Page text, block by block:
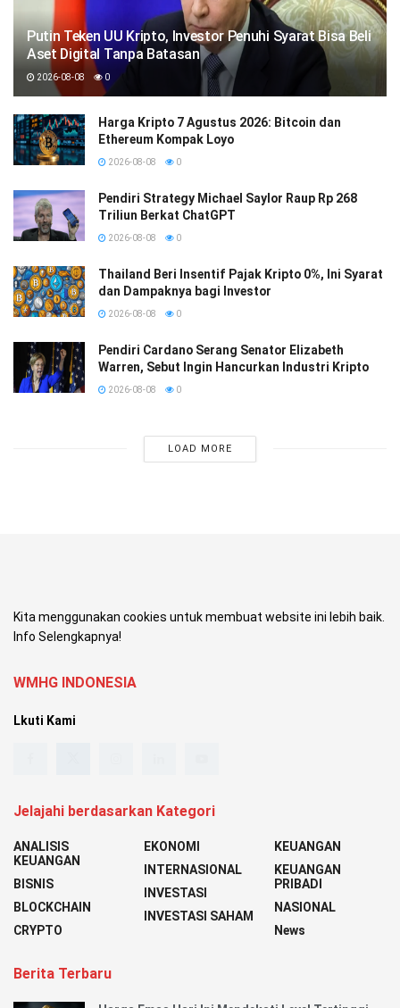
Putin Teken UU Kripto, Investor Penuhi Syarat Bisa Beli
Aset Digital Tanpa Batasan
2026-08-08 0
Harga Kripto 7 Agustus 2026: Bitcoin dan
Ethereum Kompak Loyo
2026-08-08 0
Pendiri Strategy Michael Saylor Raup Rp 268
Triliun Berkat ChatGPT
2026-08-08 0
Thailand Beri Insentif Pajak Kripto 0%, Ini Syarat
dan Dampaknya bagi Investor
2026-08-08 0
Pendiri Cardano Serang Senator Elizabeth
Warren, Sebut Ingin Hancurkan Industri Kripto
2026-08-08 0
LOAD MORE
Kita menggunakan cookies untuk membuat website ini lebih baik.
Info Selengkapnya!
WMHG INDONESIA
Lkuti Kami
Jelajahi berdasarkan Kategori
ANALISIS
KEUANGAN
BISNIS
BLOCKCHAIN
CRYPTO
EKONOMI
INTERNASIONAL
INVESTASI
INVESTASI SAHAM
KEUANGAN
KEUANGAN
PRIBADI
NASIONAL
News
Berita Terbaru